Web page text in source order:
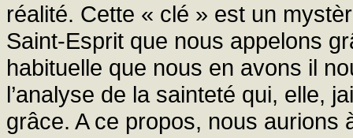
réalité. Cette « clé » est un
Saint-Esprit que nous appelons
habituelle que nous en avons il
l’analyse de la sainteté qui, elle,
grâce. A ce propos, nous aurions